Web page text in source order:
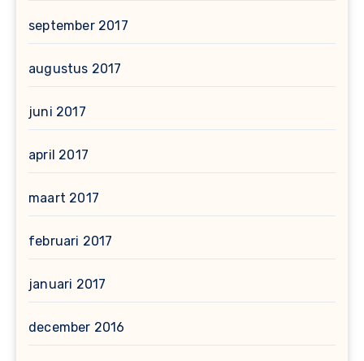
september 2017
augustus 2017
juni 2017
april 2017
maart 2017
februari 2017
januari 2017
december 2016